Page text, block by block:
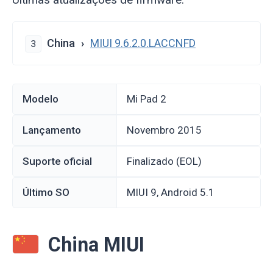
3 China MIUI 9.6.2.0.LACCNFD
Modelo Mi Pad 2
Lançamento novembro 2015
Suporte oficial Finalizado (EOL)
Último SO MIUI 9, Android 5.1
China MIUI